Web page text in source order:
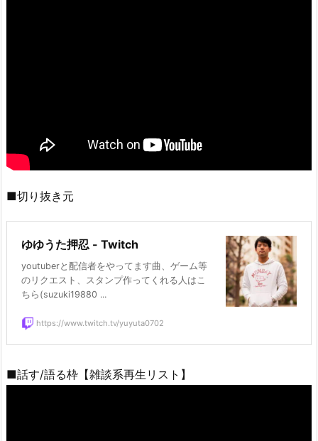
■切り抜き元
ゆゆうた押忍 - Twitch
youtuberと配信者をやってます曲、ゲーム等
のリクエスト、スタンプ作ってくれる人はこ
ちら(suzuki19880 ...
https://www.twitch.tv/yuyuta0702
■話す/語る枠【雑談系再生リスト】